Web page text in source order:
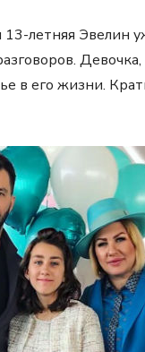
летняя Эвелин
в его жизни.